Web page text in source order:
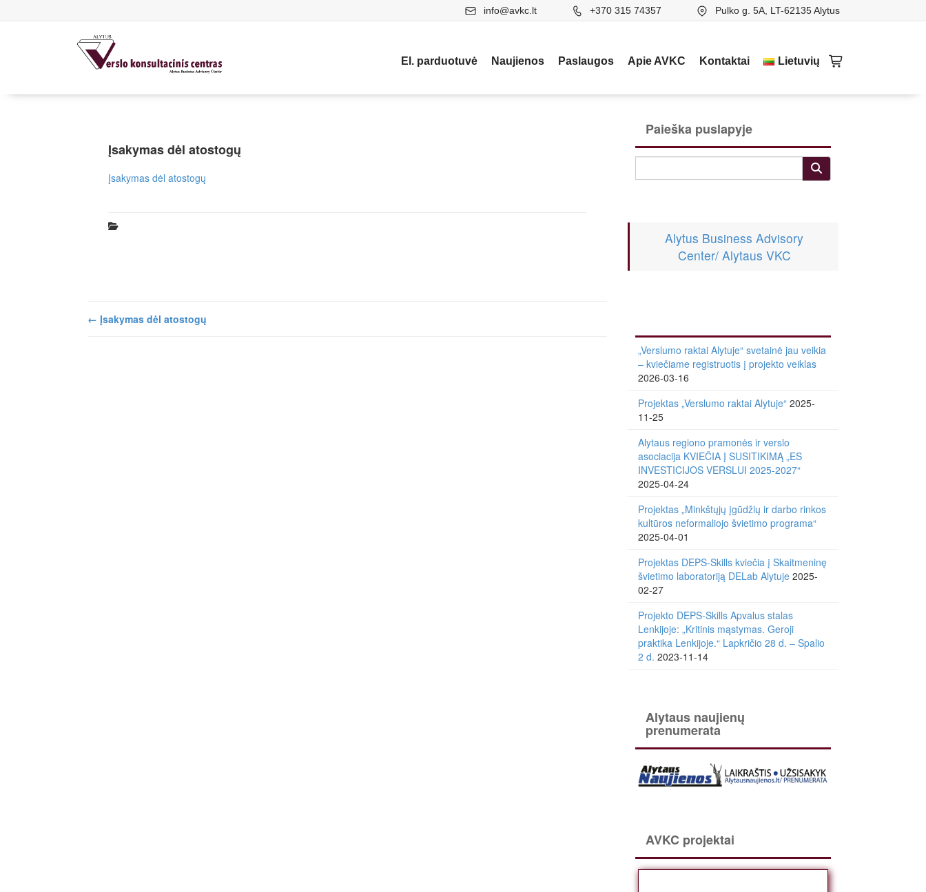
info@avkc.lt +370 315 74357 Pulko g. 5A, LT-62135 Alytus
El. parduotuvė Naujienos Paslaugos Apie AVKC Kontaktai Lietuvių
Įsakymas dėl atostogų
Įsakymas dėl atostogų
← Įsakymas dėl atostogų
Paieška puslapyje
Alytus Business Advisory
Center/ Alytaus VKC
„Verslumo raktai Alytuje“ svetainė jau veikia
– kviečiame registruotis į projekto veiklas
2026-03-16
Projektas „Verslumo raktai Alytuje“ 2025-
11-25
Alytaus regiono pramonės ir verslo
asociacija KVIEČIA Į SUSITIKIMĄ „ES
INVESTICIJOS VERSLUI 2025-2027“
2025-04-24
Projektas „Minkštųjų įgūdžių ir darbo rinkos
kultūros neformaliojo švietimo programa“
2025-04-01
Projektas DEPS-Skills kviečia į Skaitmeninę
švietimo laboratoriją DELab Alytuje 2025-
02-27
Projekto DEPS-Skills Apvalus stalas
Lenkijoje: „Kritinis mąstymas. Geroji
praktika Lenkijoje.“ Lapkričio 28 d. – Spalio
2 d. 2023-11-14
Alytaus naujienų
prenumerata
AVKC projektai